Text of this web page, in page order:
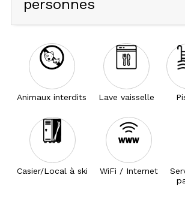
personnes
Animaux interdits Lave vaisselle
Casier/Local à ski WiFi / Internet